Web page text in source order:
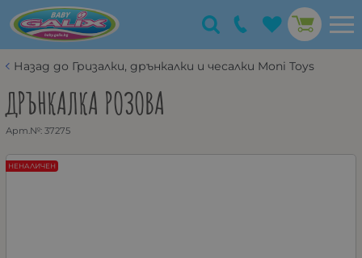
Назад до Гризалки, дрънкалки и чесалки Moni Toys
ДРЪНКАЛКА РОЗОВА
Арт.№: 37275
НЕНАЛИЧЕН